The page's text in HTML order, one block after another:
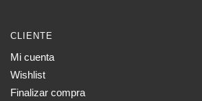
elegir
CLIENTE
Mi cuenta
Wishlist
Finalizar compra